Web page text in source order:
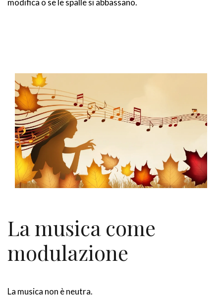
modifica o se le spalle si abbassano.
La musica come
modulazione
La musica non è neutra.